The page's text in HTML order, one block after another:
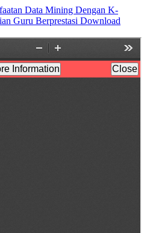
Data Mining Dengan K-
Guru Berprestasi Download